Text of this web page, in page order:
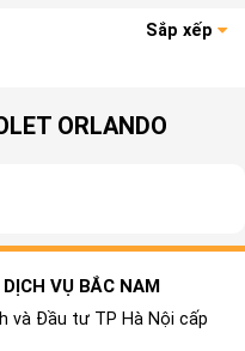
Sắp xếp
ORLANDO
VỤ BẮC NAM
và Đầu tư TP Hà Nội cấp